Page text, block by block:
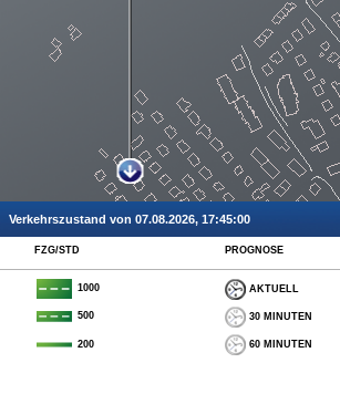
Verkehrszustand von 07.08.2026, 17:45:00
FZG/STD PROGNOSE
1000 AKTUELL
500 30 MINUTEN
200 60 MINUTEN